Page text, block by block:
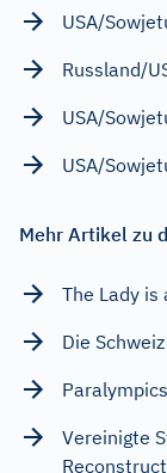
USA/
Russland/
USA/
USA/
Mehr Artikel zu
The Lady is
Die
Vereinigte